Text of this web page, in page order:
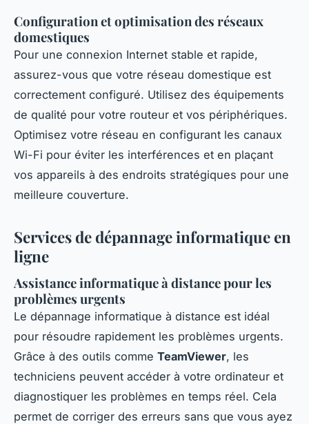
Configuration et optimisation des réseaux
domestiques
Pour une connexion Internet stable et rapide,
assurez-vous que votre réseau domestique est
correctement configuré. Utilisez des équipements
de qualité pour votre routeur et vos périphériques.
Optimisez votre réseau en configurant les canaux
Wi-Fi pour éviter les interférences et en plaçant
vos appareils à des endroits stratégiques pour une
meilleure couverture.
Services de dépannage informatique en
ligne
Assistance informatique à distance pour les
problèmes urgents
Le dépannage informatique à distance est idéal
pour résoudre rapidement les problèmes urgents.
Grâce à des outils comme TeamViewer, les
techniciens peuvent accéder à votre ordinateur et
diagnostiquer les problèmes en temps réel. Cela
permet de corriger des erreurs sans que vous ayez